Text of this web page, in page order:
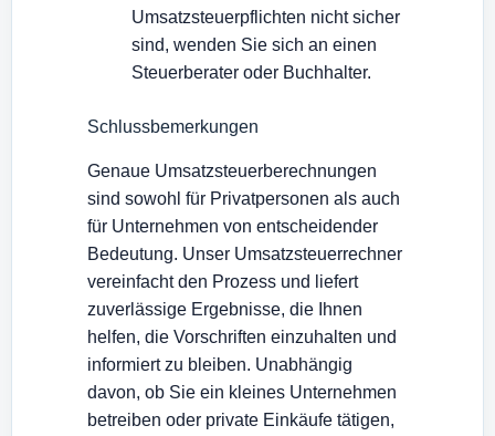
Umsatzsteuerpflichten nicht sicher
sind, wenden Sie sich an einen
Steuerberater oder Buchhalter.
Schlussbemerkungen
Genaue Umsatzsteuerberechnungen
sind sowohl für Privatpersonen als auch
für Unternehmen von entscheidender
Bedeutung. Unser Umsatzsteuerrechner
vereinfacht den Prozess und liefert
zuverlässige Ergebnisse, die Ihnen
helfen, die Vorschriften einzuhalten und
informiert zu bleiben. Unabhängig
davon, ob Sie ein kleines Unternehmen
betreiben oder private Einkäufe tätigen,